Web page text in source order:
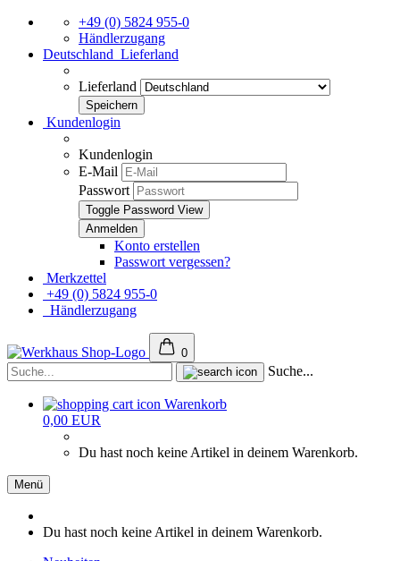
+49 (0) 5824 955-0
Händlerzugang
Deutschland Lieferland
Lieferland
Kundenlogin
Kundenlogin
E-Mail
Passwort
Toggle Password View
Konto erstellen
Passwort vergessen?
Merkzettel
+49 (0) 5824 955-0
Händlerzugang
0
Suche...
Warenkorb
0,00 EUR
Du hast noch keine Artikel in deinem Warenkorb.
Menü
Du hast noch keine Artikel in deinem Warenkorb.